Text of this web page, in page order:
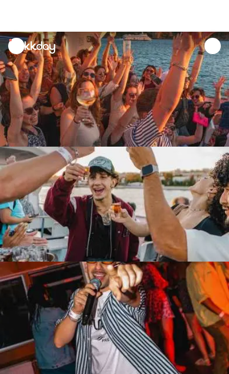
unread
notifications